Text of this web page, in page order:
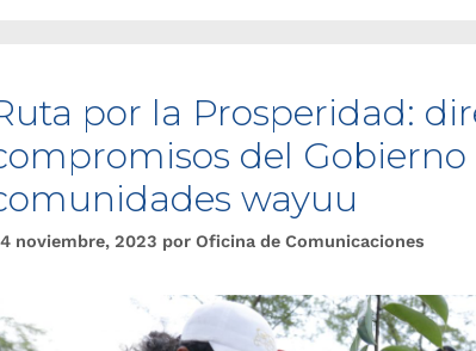
por la Prosperidad:
del
wayuu
noviembre, 2023 por Oficina de Comunicaciones